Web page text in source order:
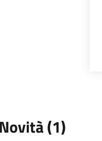
Novità (1)